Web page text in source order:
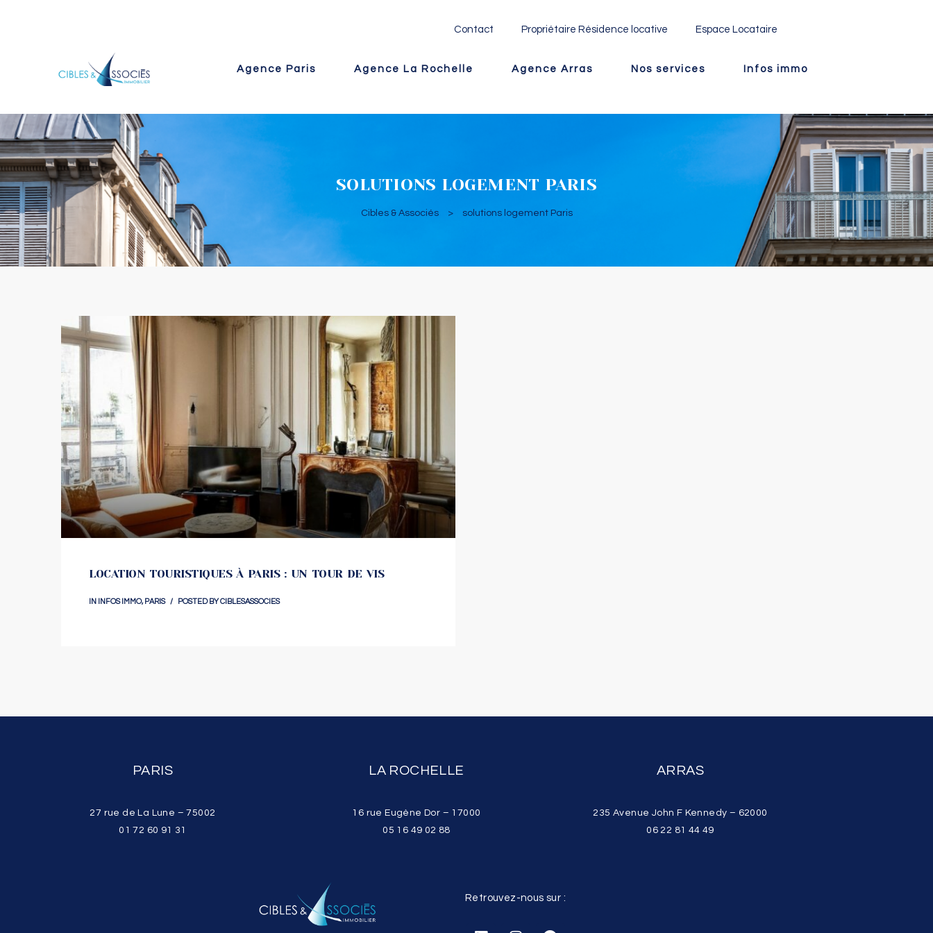
Contact Propriétaire Résidence locative Espace Locataire
Agence Paris Agence La Rochelle Agence Arras Nos services Infos immo
SOLUTIONS LOGEMENT PARIS
Cibles & Associés > solutions logement Paris
LOCATION TOURISTIQUES À PARIS : UN TOUR DE VIS
IN INFOS IMMO, PARIS POSTED BYCIBLESASSOCIES
PARIS
27 rue de La Lune – 75002
01 72 60 91 31
LA ROCHELLE
16 rue Eugène Dor – 17000
05 16 49 02 88
ARRAS
235 Avenue John F Kennedy – 62000
06 22 81 44 49
Retrouvez-nous sur :
Paris